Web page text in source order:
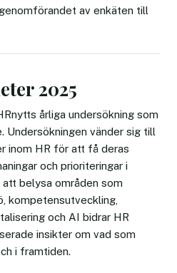
av enkäten till
2025
årliga undersökning som
Undersökningen vänder sig till
inom HR för att få deras
och prioriteringar i
belysa områden som
kompetensutveckling,
och AI bidrar HR
insikter om vad som
i framtiden.